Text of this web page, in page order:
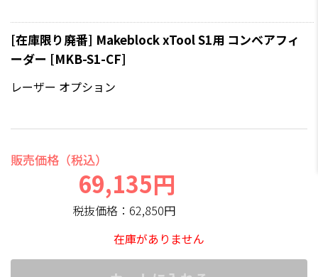
[在庫限り廃番] Makeblock xTool S1用 コンベアフィ
ーダー [MKB-S1-CF]
レーザー オプション
販売価格（税込）
69,135円
税抜価格： 62,850円
在庫がありません